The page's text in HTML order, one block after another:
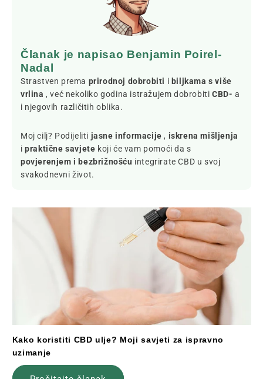
Članak je napisao Benjamin Poirel-
Nadal
Strastven prema prirodnoj dobrobiti i biljkama s više
vrlina , već nekoliko godina istražujem dobrobitiCBD- a
i njegovih različitih oblika.
Moj cilj? Podijeliti jasne informacije , iskrena mišljenja
ipraktične savjete koji će vam pomoći da s
povjerenjem i bezbrižnošću integrirate CBD u svoj
svakodnevni život.
Kako koristiti CBD ulje? Moji savjeti za ispravno
uzimanje